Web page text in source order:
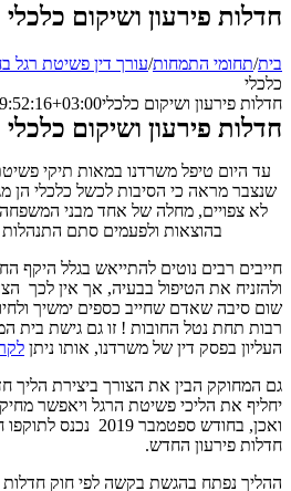
חדלות פירעון ושיקום כלכלי
בית/תחומי התמחות/עורך דין פשיטת רגל
כלכלי
חדלות פירעון ושיקום כלכלי
חדלות פירעון ושיקום כלכלי
עד היום טיפל משרדנו במאות תיקי פשיטת
שנצבר מראה כי הסיבות לכשל כלכלי הן
לא צפויים, מחלה של אחד מבני
בהוצאות ולפעמים סתם
חייבים רבים נוטים להתייאש בגלל היקף
ולהזניח את הטיפול בבעיה, אך אין לכך
שום סיבה שאדם שחייב כספים ימשיך
רבות תחת נטל החובות ! זו גם גישת בית
העליון בפסק דין של משרדנו, אותו ניתן
גם המחוקק הבין את הצורך ביצירת הליך
יחליף את הליכי פשיטת הרגל ויאפשר
ואכן, בחודש ספטמבר 2019 נכנס
חדלות פירעון החדש.
ההליך נפתח בהגשת בקשה לפי חוק חדלות